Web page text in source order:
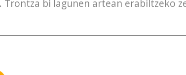
. Trontza bi lagunen artean erabiltzeko